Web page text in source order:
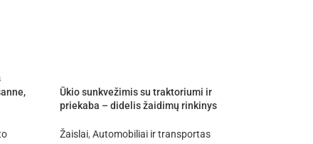
Ūkio sunkvežimis su traktoriumi ir
priekaba – didelis žaidimų rinkinys
Žaislai, Automobiliai ir transportas